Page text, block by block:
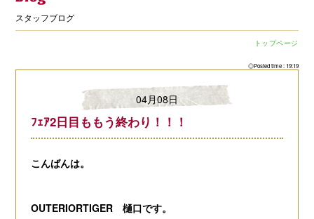
スタッフブログ
トップページ
◎Posted time : 19:19
04月08日
ﾌｪｱ2日目ももう終わり！！！
こんばんは。
OUTERIORTIGER 樋口です。